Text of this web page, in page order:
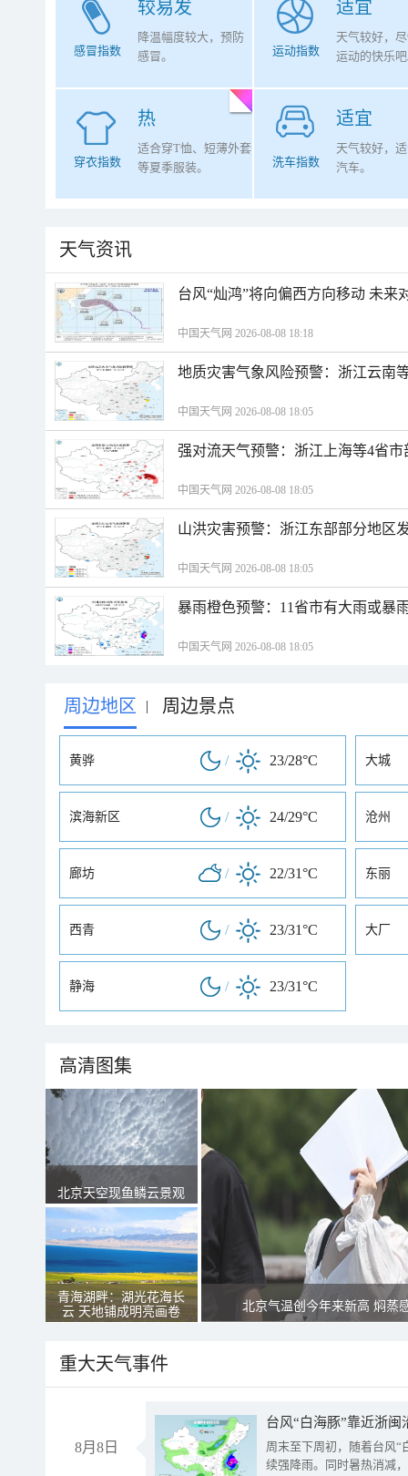
较易发
感冒指数
降温幅度较大，预防
感冒。
适宜
运动指数
天气较好，
运动的快乐
热
穿衣指数
适合穿T恤、短薄外套
等夏季服装。
适宜
洗车指数
天气较好，
汽车。
天气资讯
台风“灿鸿”将向偏西方向移动 未来
中国天气网 2026-08-08 18:18
地质灾害气象风险预警：浙江云南
中国天气网 2026-08-08 18:05
强对流天气预警：浙江上海等4省
中国天气网 2026-08-08 18:05
山洪灾害预警：浙江东部部分地区
中国天气网 2026-08-08 18:05
暴雨橙色预警：11省市有大雨或暴
中国天气网 2026-08-08 18:05
周边地区 | 周边景点
黄骅 / 23/28°C 大城
滨海新区 / 24/29°C 沧州
廊坊 / 22/31°C 东丽
西青 / 23/31°C 大厂
静海 / 23/31°C
高清图集
北京天空现鱼鳞云景观
青海湖畔：湖光花海长
云 天地铺成明亮画卷
北京气温创今年来新高 焖蒸
重大天气事件
8月8日
台风“白海豚”靠近浙
周末至下周初，随着台风“
续强降雨。同时暑热消减